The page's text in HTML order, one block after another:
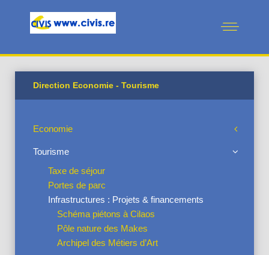
Direction Economie - Tourisme
Economie
Tourisme
Taxe de séjour
Portes de parc
Infrastructures : Projets & financements
Schéma piétons à Cilaos
Pôle nature des Makes
Archipel des Métiers d’Art